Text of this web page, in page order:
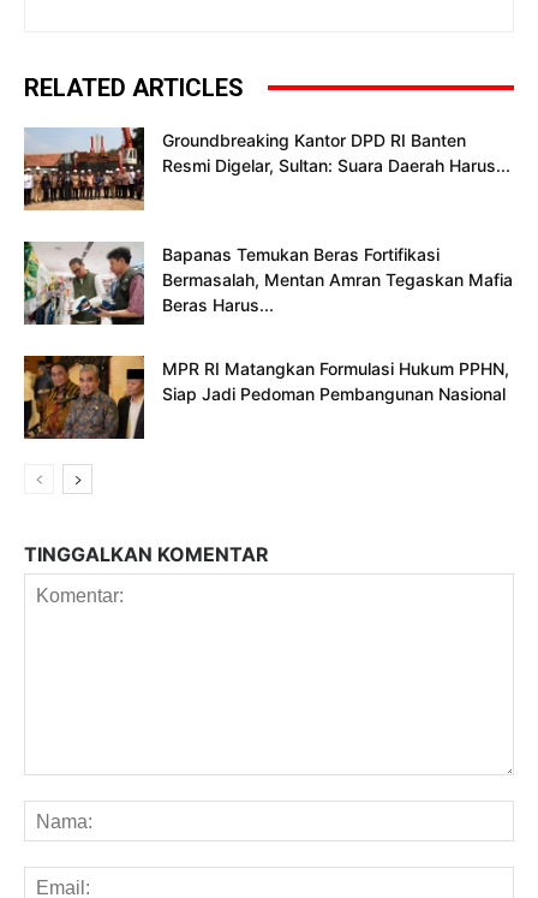
RELATED ARTICLES
Groundbreaking Kantor DPD RI Banten
Resmi Digelar, Sultan: Suara Daerah Harus...
Bapanas Temukan Beras Fortifikasi
Bermasalah, Mentan Amran Tegaskan Mafia
Beras Harus...
MPR RI Matangkan Formulasi Hukum PPHN,
Siap Jadi Pedoman Pembangunan Nasional
TINGGALKAN KOMENTAR